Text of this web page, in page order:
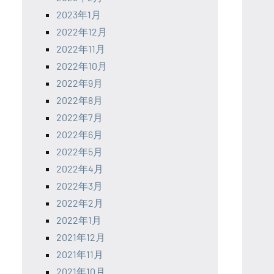
2023年1月
2022年12月
2022年11月
2022年10月
2022年9月
2022年8月
2022年7月
2022年6月
2022年5月
2022年4月
2022年3月
2022年2月
2022年1月
2021年12月
2021年11月
2021年10月